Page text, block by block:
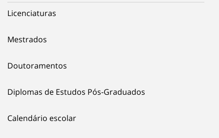
Licenciaturas
Mestrados
Doutoramentos
Diplomas de Estudos Pós-Graduados
Calendário escolar